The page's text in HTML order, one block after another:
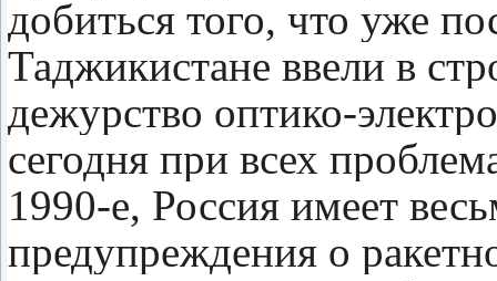
добиться того, что уже
Таджикистане ввели в
дежурство оптико-
сегодня при всех
1990-е, Россия имеет
предупреждения о